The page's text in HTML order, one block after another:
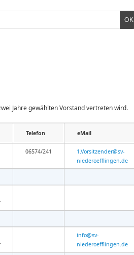
OK
Jahre gewählten Vorstand vertreten wird.
Telefon eMail
06574/241
1.Vorsitzender@sv-
niederoefflingen.de
info@sv-
niederoefflingen.de